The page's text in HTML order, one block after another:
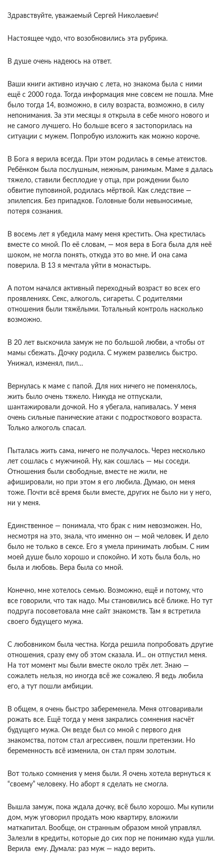
Здравствуйте, уважаемый Сергей Николаевич!
Настоящее чудо, что возобновились эта рубрика.
В душе очень надеюсь на ответ.
Ваши книги активно изучаю с лета, но знакома была с ними
ещё с 2000 года. Тогда информация мне совсем не пошла. Мне
было тогда 14, возможно, в силу возраста, возможно, в силу
непонимания. За эти месяцы я открыла в себе много нового и
не самого лучшего. Но больше всего я застопорилась на
ситуации с мужем. Попробую изложить как можно короче.
В Бога я верила всегда. При этом родилась в семье атеистов.
Ребёнком была послушным, нежным, ранимым. Маме я далась
тяжело, ставили бесплодие у отца, при рождении было
обвитие пуповиной, родилась мёртвой. Как следствие —
эпилепсия. Без припадков. Головные боли невыносимые,
потеря сознания.
В восемь лет я убедила маму меня крестить. Она крестилась
вместе со мной. По её словам, — моя вера в Бога была для неё
шоком, не могла понять, откуда это во мне. И она сама
поверила. В 13 я мечтала уйти в монастырь.
А потом начался активный переходный возраст во всех его
проявлениях. Секс, алкоголь, сигареты. С родителями
отношения были тяжёлыми. Тотальный контроль насколько
возможно.
В 20 лет выскочила замуж не по большой любви, а чтобы от
мамы сбежать. Дочку родила. С мужем развелись быстро.
Унижал, изменял, пил…
Вернулась к маме с папой. Для них ничего не поменялось,
жить было очень тяжело. Никуда не отпускали,
шантажировали дочкой. Но я убегала, напивалась. У меня
очень сильные панические атаки с подросткового возраста.
Только алкоголь спасал.
Пыталась жить сама, ничего не получалось. Через несколько
лет сошлась с мужчиной. Ну, как сошлась — мы соседи.
Отношения были свободные, вместе не жили, не
афишировали, но при этом я его любила. Думаю, он меня
тоже. Почти всё время были вместе, других не было ни у него,
ни у меня.
Единственное — понимала, что брак с ним невозможен. Но,
несмотря на это, знала, что именно он — мой человек. И дело
было не только в сексе. Его я умела принимать любым. С ним
моей душе было хорошо и спокойно. И хоть была боль, но
была и любовь. Вера была со мной.
Конечно, мне хотелось семью. Возможно, ещё и потому, что
все говорили, что так надо. Мы становились всё ближе. Но тут
подруга посоветовала мне сайт знакомств. Там я встретила
своего будущего мужа.
С любовником была честна. Когда решила попробовать другие
отношения, сразу ему об этом сказала. И... он отпустил меня.
На тот момент мы были вместе около трёх лет. Знаю —
сожалеть нельзя, но иногда всё же сожалею. Я ведь любила
его, а тут пошли амбиции.
В общем, я очень быстро забеременела. Меня отговаривали
рожать все. Ещё тогда у меня закрались сомнения насчёт
будущего мужа. Он везде был со мной с первого дня
знакомства, потом стал агрессивен, пошли претензии. Но
беременность всё изменила, он стал прям золотым.
Вот только сомнения у меня были. Я очень хотела вернуться к
“своему” человеку. Но аборт я сделать не смогла.
Вышла замуж, пока ждала дочку, всё было хорошо. Мы купили
дом, муж уговорил продать мою квартиру, вложили
маткапитал. Вообще, он странным образом мной управлял.
Залезли в кредиты, которые до сих пор не понимаю куда ушли.
Верила ему. Думала: раз муж — надо верить.